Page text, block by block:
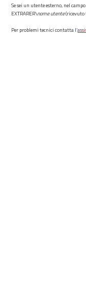
Se sei un utente esterno, nel
EXTRARER\nome utente
Per problemi tecnici contatta l’